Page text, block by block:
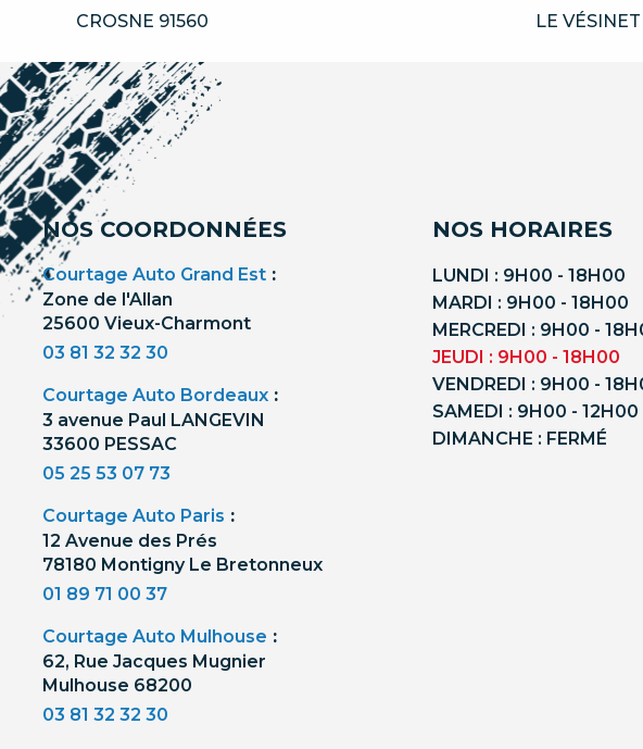
CROSNE 91560
LE VÉSINET
NOS COORDONNÉES
Courtage Auto Grand Est :
Zone de l'Allan
25600 Vieux-Charmont
03 81 32 32 30
Courtage Auto Bordeaux :
3 avenue Paul LANGEVIN
33600 PESSAC
05 25 53 07 73
Courtage Auto Paris :
12 Avenue des Prés
78180 Montigny Le Bretonneux
01 89 71 00 37
Courtage Auto Mulhouse :
62, Rue Jacques Mugnier
Mulhouse 68200
03 81 32 32 30
NOS HORAIRES
LUNDI : 9H00 - 18H00
MARDI : 9H00 - 18H00
MERCREDI : 9H00 -
JEUDI : 9H00 - 18H00
VENDREDI : 9H00 -
SAMEDI : 9H00 - 12H00
DIMANCHE : FERMÉ